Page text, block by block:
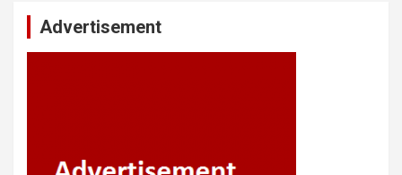
Advertisement